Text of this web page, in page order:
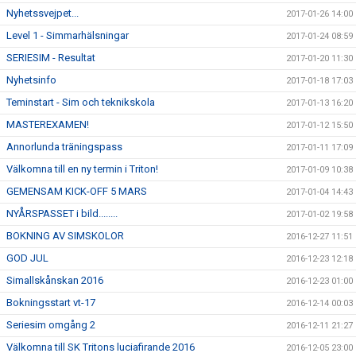
Nyhetssvejpet... 2017-01-26 14:00
Level 1 - Simmarhälsningar 2017-01-24 08:59
SERIESIM - Resultat 2017-01-20 11:30
Nyhetsinfo 2017-01-18 17:03
Teminstart - Sim och teknikskola 2017-01-13 16:20
MASTEREXAMEN! 2017-01-12 15:50
Annorlunda träningspass 2017-01-11 17:09
Välkomna till en ny termin i Triton! 2017-01-09 10:38
GEMENSAM KICK-OFF 5 MARS 2017-01-04 14:43
NYÅRSPASSET i bild........ 2017-01-02 19:58
BOKNING AV SIMSKOLOR 2016-12-27 11:51
GOD JUL 2016-12-23 12:18
Simallskånskan 2016 2016-12-23 01:00
Bokningsstart vt-17 2016-12-14 00:03
Seriesim omgång 2 2016-12-11 21:27
Välkomna till SK Tritons luciafirande 2016 2016-12-05 23:00